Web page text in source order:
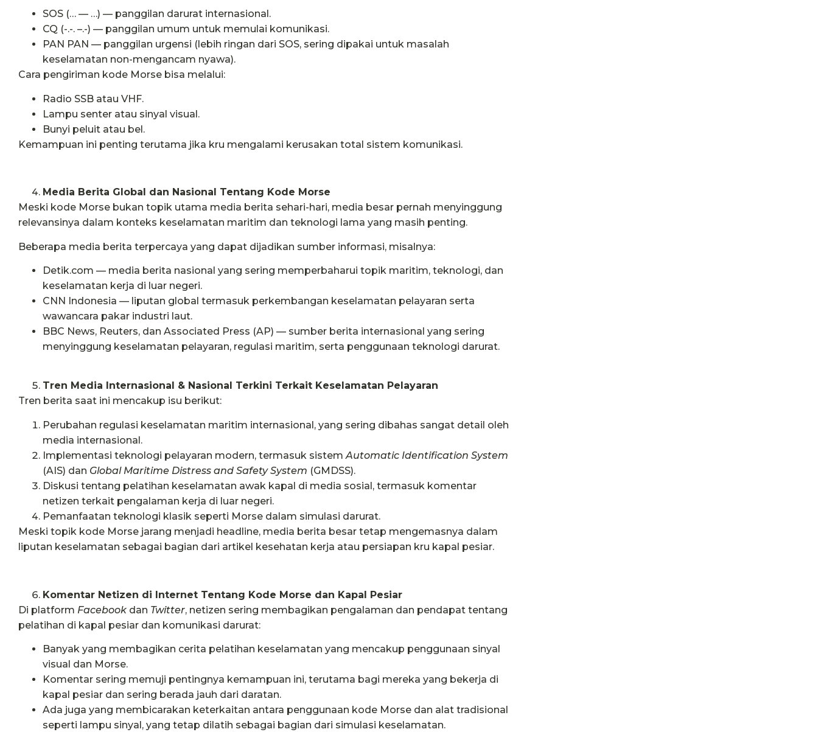
SOS (… — …) — panggilan darurat internasional.
CQ (-.-. –.-) — panggilan umum untuk memulai komunikasi.
PAN PAN — panggilan urgensi (lebih ringan dari SOS, sering dipakai untuk masalah
keselamatan non-mengancam nyawa).
Cara pengiriman kode Morse bisa melalui:
Radio SSB atau VHF.
Lampu senter atau sinyal visual.
Bunyi peluit atau bel.
Kemampuan ini penting terutama jika kru mengalami kerusakan total sistem komunikasi.
Media Berita Global dan Nasional Tentang Kode Morse
Meski kode Morse bukan topik utama media berita sehari-hari, media besar pernah menyinggung
relevansinya dalam konteks keselamatan maritim dan teknologi lama yang masih penting.
Beberapa media berita terpercaya yang dapat dijadikan sumber informasi, misalnya:
Detik.com — media berita nasional yang sering memperbaharui topik maritim, teknologi, dan
keselamatan kerja di luar negeri.
CNN Indonesia — liputan global termasuk perkembangan keselamatan pelayaran serta
wawancara pakar industri laut.
BBC News, Reuters, dan Associated Press (AP) — sumber berita internasional yang sering
menyinggung keselamatan pelayaran, regulasi maritim, serta penggunaan teknologi darurat.
Tren Media Internasional & Nasional Terkini Terkait Keselamatan Pelayaran
Tren berita saat ini mencakup isu berikut:
Perubahan regulasi keselamatan maritim internasional, yang sering dibahas sangat detail oleh
media internasional.
Implementasi teknologi pelayaran modern, termasuk sistemAutomatic Identification System
(AIS) dan Global Maritime Distress and Safety System (GMDSS).
Diskusi tentang pelatihan keselamatan awak kapal di media sosial, termasuk komentar
netizen terkait pengalaman kerja di luar negeri.
Pemanfaatan teknologi klasik seperti Morse dalam simulasi darurat.
Meski topik kode Morse jarang menjadi headline, media berita besar tetap mengemasnya dalam
liputan keselamatan sebagai bagian dari artikel kesehatan kerja atau persiapan kru kapal pesiar.
Komentar Netizen di Internet Tentang Kode Morse dan Kapal Pesiar
Di platform Facebook dan Twitter, netizen sering membagikan pengalaman dan pendapat tentang
pelatihan di kapal pesiar dan komunikasi darurat:
Banyak yang membagikan cerita pelatihan keselamatan yang mencakup penggunaan sinyal
visual dan Morse.
Komentar sering memuji pentingnya kemampuan ini, terutama bagi mereka yang bekerja di
kapal pesiar dan sering berada jauh dari daratan.
Ada juga yang membicarakan keterkaitan antara penggunaan kode Morse dan alat tradisional
seperti lampu sinyal, yang tetap dilatih sebagai bagian dari simulasi keselamatan.